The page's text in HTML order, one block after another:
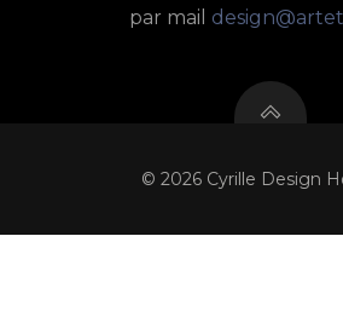
par mail
© 2026 Cyrille Design